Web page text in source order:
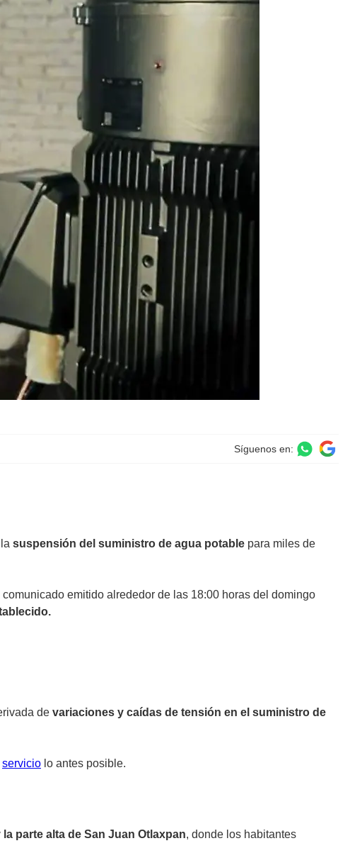
Síguenos en:
suspensión del suministro de agua potable para miles de
emitido alrededor de las 18:00 horas del domingo
de variaciones y caídas de tensión en el suministro de
servicio lo antes posible.
parte alta de San Juan Otlaxpan, donde los habitantes